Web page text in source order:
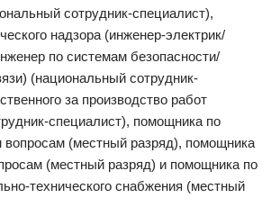
сотрудник-специалист),
надзора (инженер-электрик/
по системам безопасности/
(национальный сотрудник-
за производство работ
специалист), помощника по
(местный разряд), помощника
(местный разряд) и помощника по
технического снабжения (местный